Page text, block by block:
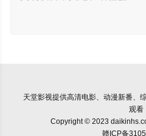
天堂影视提供高清电影、动漫新番、
观看
Copyright © 2023
赣ICP备